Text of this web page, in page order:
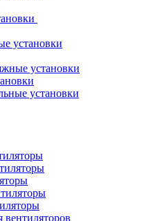
установки
установки
установки
вентиляторов